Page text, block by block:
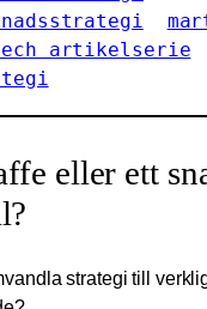
artikelserie
eller ett
strategi till